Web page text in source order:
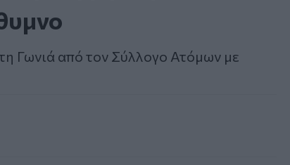
Γωνιά από τον Σύλλογο Ατόμων με